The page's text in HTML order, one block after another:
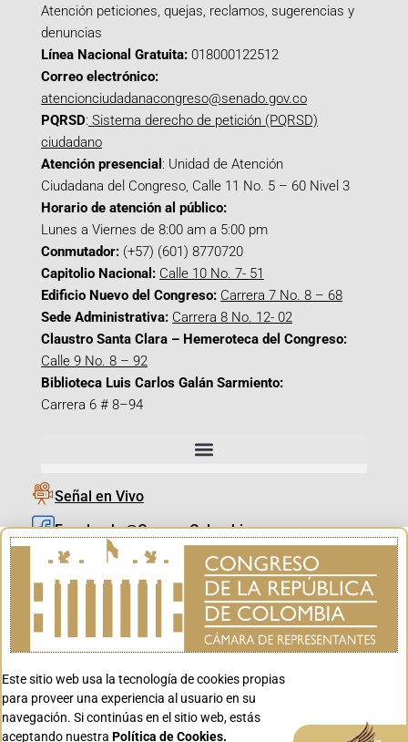
Atención peticiones, quejas, reclamos, sugerencias y
denuncias
Línea Nacional Gratuita: 018000122512
Correo electrónico:
atencionciudadanacongreso@senado.gov.co
PQRSD: Sistema derecho de petición (PQRSD)
ciudadano
Atención presencial : Unidad de Atención
Ciudadana del Congreso, Calle 11 No. 5 – 60 Nivel 3
Horario de atención al público:
Lunes a Viernes de 8:00 am a 5:00 pm
Conmutador: (+57) (601) 8770720
Capitolio Nacional: Calle 10 No. 7- 51
Edificio Nuevo del Congreso: Carrera 7 No. 8 – 68
Sede Administrativa: Carrera 8 No. 12- 02
Claustro Santa Clara – Hemeroteca del Congreso:
Calle 9 No. 8 – 92
Biblioteca Luis Carlos Galán Sarmiento:
Carrera 6 # 8–94
Señal en Vivo
Facebook_@CamaraColombia
Instagram_@CamaraColombia
X_@CamaraColombia
Youtube_@CamaraColombia
Youtube_@CanalCongreso
Este sitio web usa la tecnología de cookies propias
para proveer una experiencia al usuario en su
navegación. Si continúas en el sitio web, estás
aceptando nuestra Política de Cookies.